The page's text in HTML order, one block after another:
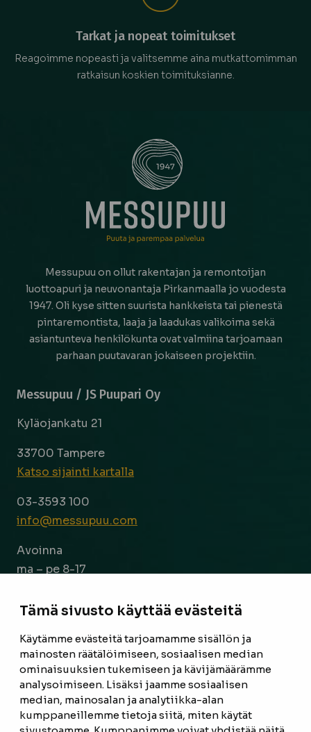
Tämä sivusto käyttää evästeitä
Käytämme evästeitä tarjoamamme sisällön ja
mainosten räätälöimiseen, sosiaalisen median
ominaisuuksien tukemiseen ja kävijämäärämme
analysoimiseen. Lisäksi jaamme sosiaalisen
median, mainosalan ja analytiikka-alan
kumppaneillemme tietoja siitä, miten käytät
Tarkat ja nopeat toimitukset
Reagoimme nopeasti ja valitsemme aina mutkattomimman
ratkaisun koskien toimituksianne.
Messupuu on ollut rakentajan ja remontoijan
luottoapuri ja neuvonantaja Pirkanmaalla jo vuodesta
1947. Oli kyse sitten suurista hankkeista tai pienestä
pintaremontista, laaja ja laadukas valikoima sekä
asiantunteva henkilökunta ovat valmiina tarjoamaan
parhaan puutavaran jokaiseen projektiin.
Messupuu / JS Puupari Oy
Kyläojankatu 21
33700 Tampere
Katso sijainti kartalla
03-3593 100
info@messupuu.com
Avoinna
ma – pe 8-17
ETUSIVU
TUOTTEET
REFERENSSIT